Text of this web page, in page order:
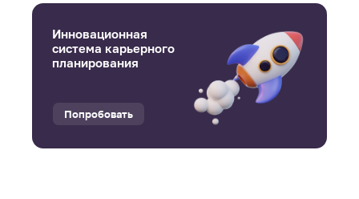
Инновационная
система карьерного
планирования
Попробовать